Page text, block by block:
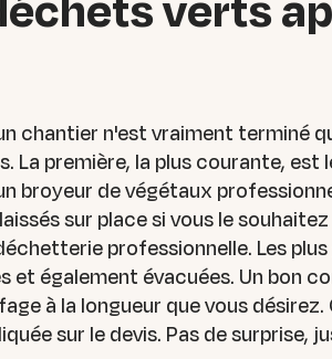
chantier n'est vraiment terminé
La première, la plus courante,
broyeur de végétaux
sur place si vous le
professionnelle. Les
également évacuées. Un bon
à la longueur que vous
sur le devis. Pas de surprise,